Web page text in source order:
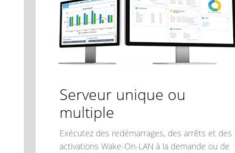
Serveur unique ou
multiple
Exécutez des redémarrages, des arrêts et des
activations Wake-On-LAN à la demande ou de